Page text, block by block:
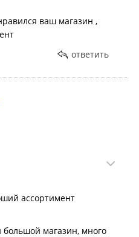
ваш магазин ,
ответить
ассортимент
магазин, много